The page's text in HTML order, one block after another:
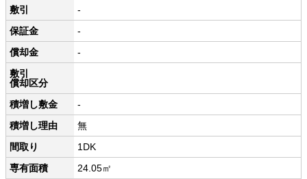
敷引
-
保証金
-
償却金
-
敷引
償却区分
積増し敷金
-
積増し理由
無
間取り
1DK
専有面積
24.05㎡